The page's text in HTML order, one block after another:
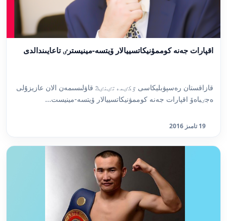
اقپارات جەنە كوممۋنيكاتسييالار ۆيتسە-مينيسترٸ تاعايىندالدى
قازاقستان رەسپۋبليكاسى ٷكٸمەتٸنٸڭ قاۋلىسىمەن الان عازيزۇلى
ەجٸباەۆ اقپارات جەنە كوممۋنيكاتسييالار ۆيتسە-مينيست...
19 تامىز 2016